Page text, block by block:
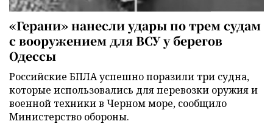
«Герани» нанесли удары по трем судам
с вооружением для ВСУ у берегов
Одессы
Российские БПЛА успешно поразили три судна,
которые использовались для перевозки оружия и
военной техники в Черном море, сообщило
Министерство обороны.